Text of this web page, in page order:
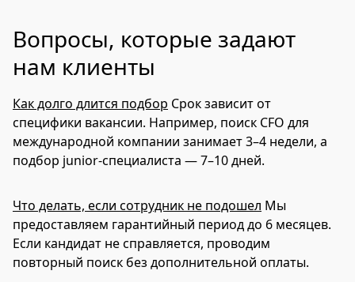
Вопросы, которые задают
нам клиенты
Как долго длится подбор Срок зависит от
специфики вакансии. Например, поиск CFO для
международной компании занимает 3–4 недели, а
подбор junior-специалиста — 7–10 дней.
Что делать, если сотрудник не подошел Мы
предоставляем гарантийный период до 6 месяцев.
Если кандидат не справляется, проводим
повторный поиск без дополнительной оплаты.